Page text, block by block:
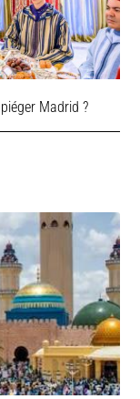
Madrid ?